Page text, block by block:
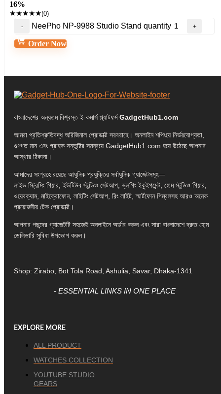
16%
★★★★★(0)
NeePho NP-9988 Studio Stand quantity
Order Now
বাংলাদেশের অন্যতম বিশ্বস্ত ই-কমার্স প্ল্যাটফর্মGadgetHub1.com
আমরা প্রতিশ্রুতিবদ্ধ অরিজিনাল প্রোডাক্ট সরবরাহে। অনলাইন শপিংয়ে নির্ভরযোগ্যতা,
গুণগত মান এবং গ্রাহক সন্তুষ্টির সমন্বয়ে GadgetHub1.com হয়ে উঠেছে আপনার
আস্থার ঠিকানা।
আমাদের সংগ্রহে রয়েছে আধুনিক প্রযুক্তির সর্বাধুনিক গ্যাজেটসমূহ—
লাইভ স্ট্রিমিং গিয়ার, ইউটিউব স্টুডিও সেটআপ, ভ্লগিং ইকুইপমেন্ট, হোম স্টুডিও গিয়ার,
ওয়েবক্যাম, মাইক্রোফোন, লাইটিং সেটআপ, রিং লাইট, স্মার্টফোন গিম্বলসহ আরও অনেক
প্রয়োজনীয় টেক প্রোডাক্ট।
আপনার পছন্দের গ্যাজেটটি সহজেই অনলাইনে অর্ডার করুন এবং সারা বাংলাদেশে দ্রুত হোম
ডেলিভারি সুবিধা উপভোগ করুন।
Shop: Zirabo, Bot Tola Road, Ashulia, Savar, Dhaka-1341
- ESSENTIAL LINKS IN ONE PLACE
EXPLORE MORE
ALL PRODUCT
WATCHES COLLECTION
YOUTUBE STUDIO
GEARS